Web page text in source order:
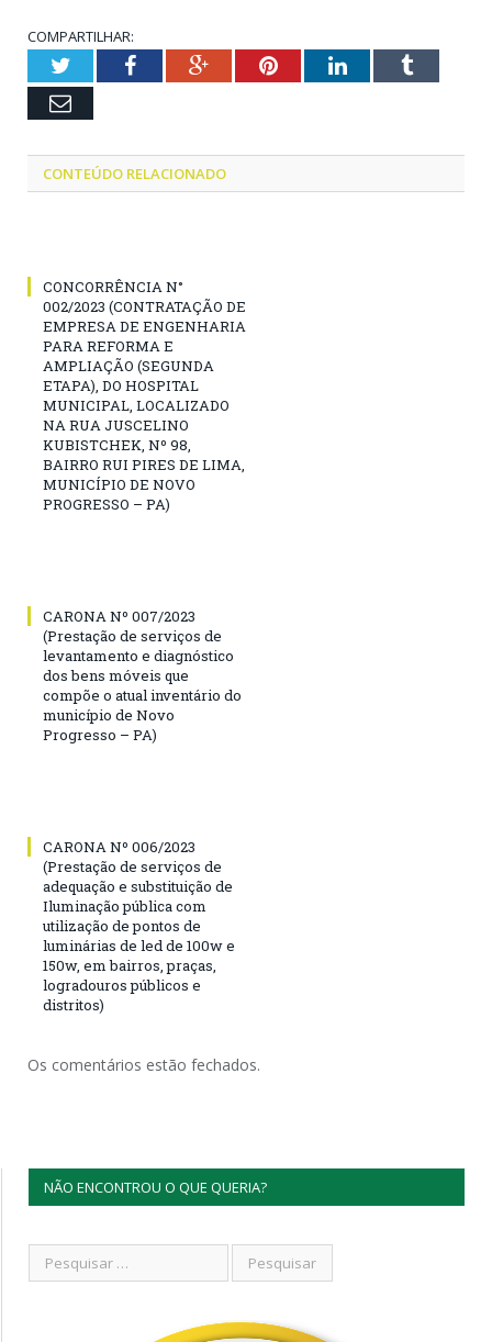
COMPARTILHAR:
TwitterFacebookGoogle+PinterestLinkedInTumblr
Email
CONTEÚDO RELACIONADO
CONCORRÊNCIA N°
002/2023 (CONTRATAÇÃO DE
EMPRESA DE ENGENHARIA
PARA REFORMA E
AMPLIAÇÃO (SEGUNDA
ETAPA), DO HOSPITAL
MUNICIPAL, LOCALIZADO
NA RUA JUSCELINO
KUBISTCHEK, Nº 98,
BAIRRO RUI PIRES DE LIMA,
MUNICÍPIO DE NOVO
PROGRESSO – PA)
CARONA Nº 007/2023
(Prestação de serviços de
levantamento e diagnóstico
dos bens móveis que
compõe o atual inventário do
município de Novo
Progresso – PA)
CARONA Nº 006/2023
(Prestação de serviços de
adequação e substituição de
Iluminação pública com
utilização de pontos de
luminárias de led de 100w e
150w, em bairros, praças,
logradouros públicos e
distritos)
Os comentários estão fechados.
NÃO ENCONTROU O QUE QUERIA?